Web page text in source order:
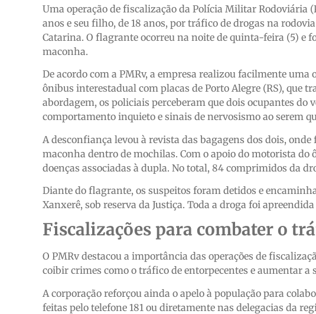
Uma operação de fiscalização da Polícia Militar Rodoviária
anos e seu filho, de 18 anos, por tráfico de drogas na rodovia
Catarina. O flagrante ocorreu na noite de quinta-feira (5) e
maconha.
De acordo com a PMRv, a empresa realizou facilmente
ônibus interestadual com placas de Porto Alegre (RS), que
abordagem, os policiais perceberam que dois ocupantes do
comportamento inquieto e sinais de nervosismo ao serem
A desconfiança levou à revista das bagagens dos dois,
maconha dentro de mochilas. Com o apoio do motorista
doenças associadas à dupla. No total, 84 comprimidos da
Diante do flagrante, os suspeitos foram detidos e
Xanxerê, sob reserva da Justiça. Toda a droga foi
Fiscalizações para combater o
O PMRv destacou a importância das operações de
coibir crimes como o tráfico de entorpecentes e aumentar a
A corporação reforçou ainda o apelo à população para
feitas pelo telefone 181 ou diretamente nas delegacias da